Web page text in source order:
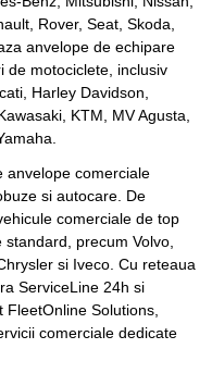
Rover, Seat, Skoda,
anvelope de echipare
de motociclete, inclusiv
Harley Davidson,
KTM, MV Agusta,
anvelope comerciale
si autocare. De
comerciale de top
precum Volvo,
si Iveco. Cu reteaua
ServiceLine 24h si
Solutions,
comerciale dedicate